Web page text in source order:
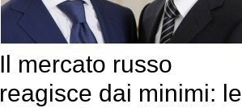
Il mercato russo
reagisce dai minimi: le